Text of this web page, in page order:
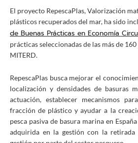
El proyecto RepescaPlas, Valorización
plásticos recuperados del mar, ha sido
de Buenas Prácticas en Economía
prácticas seleccionadas de las más de
MITERD.
RepescaPlas busca mejorar el
localización y densidades de basuras
actuación, establecer mecanismos
fracción de plástico y ayudar a la
pesca pasiva de basura marina en
adquirida en la gestión con la retirada